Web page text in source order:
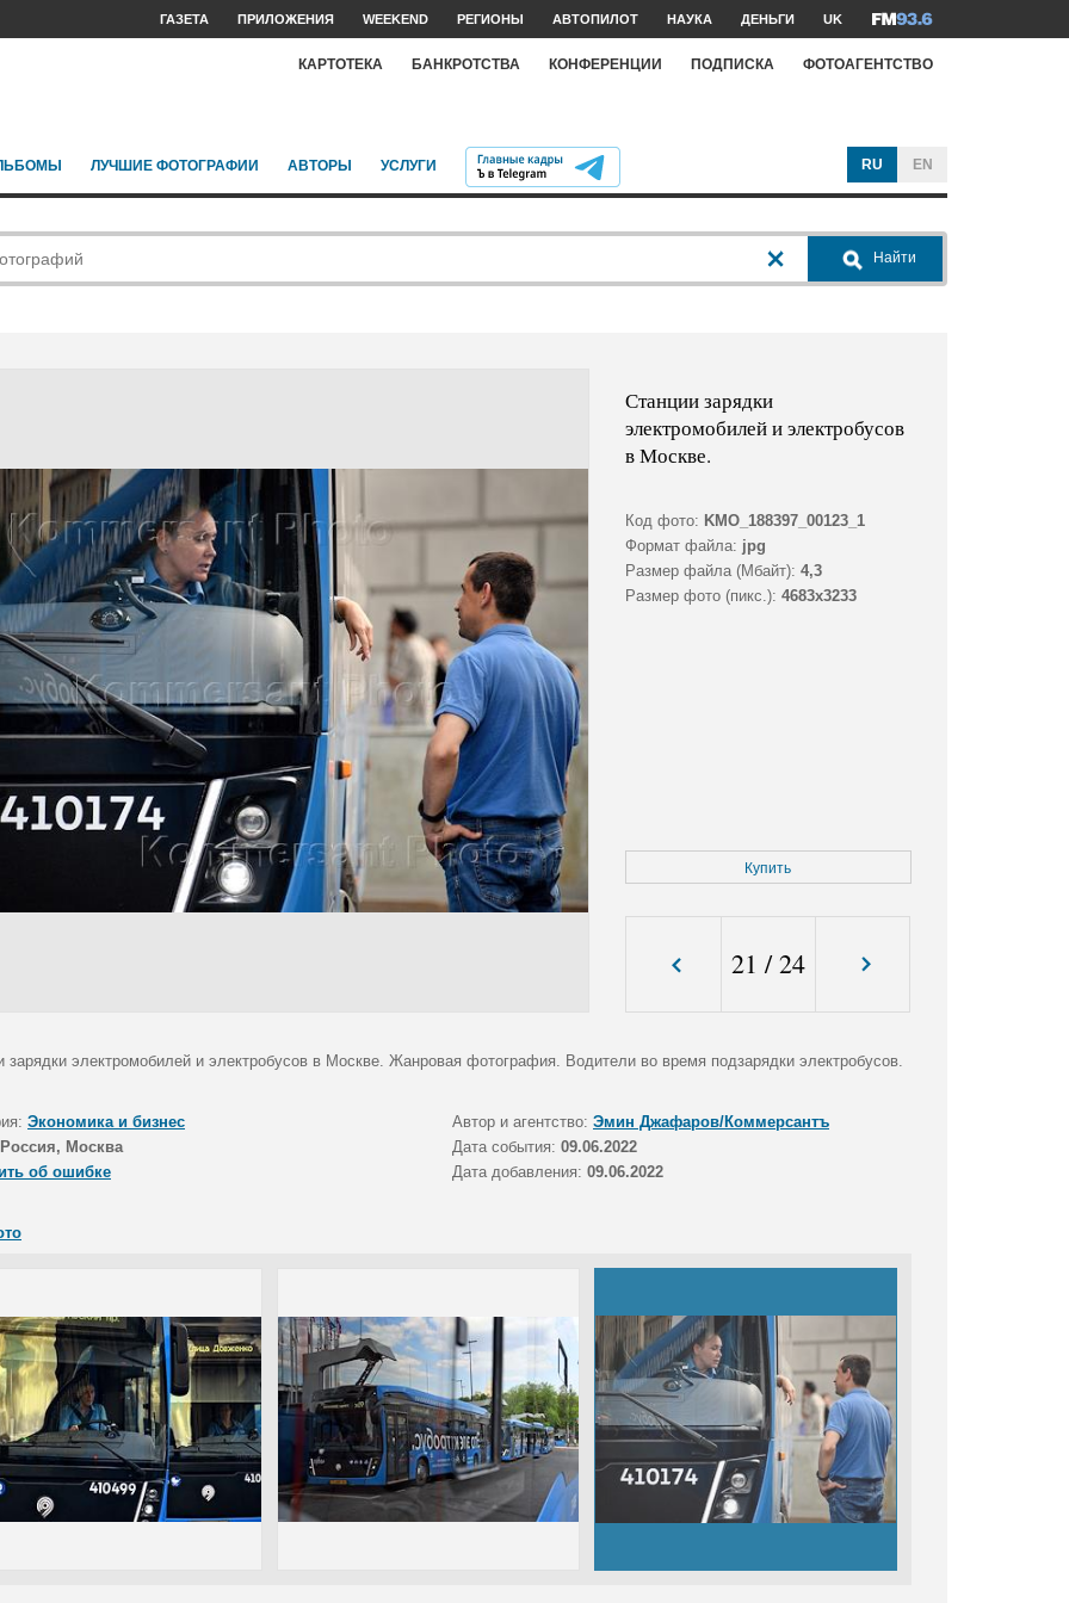
ГАЗЕТА ПРИЛОЖЕНИЯ WEEKEND РЕГИОНЫ АВТОПИЛОТ НАУКА ДЕНЬГИ UK
КАРТОТЕКА БАНКРОТСТВА КОНФЕРЕНЦИИ ПОДПИСКА ФОТОАГЕНТСТВО
ЛУЧШИЕ ФОТОГРАФИИ АВТОРЫ УСЛУГИ RU EN
Найти
Станции зарядки
электромобилей и электробусов
в Москве.
Код фото: KMO_188397_00123_1
Формат файла: jpg
Размер файла (Мбайт): 4,3
Размер фото (пикс.): 4683x3233
Купить
21 /24
зарядки электромобилей и электробусов в Москве. Жанровая фотография. Водители во время подзарядки электробусов.
Экономика и бизнес Автор и агентство: Эмин Джафаров/Коммерсантъ
Россия, Москва Дата события: 09.06.2022
об ошибке
Дата добавления: 09.06.2022